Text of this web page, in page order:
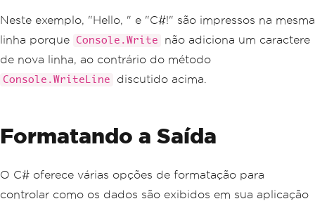
Neste exemplo, "Hello, " e "C#!" são impressos na mesma
linha porque Console.Write
não adiciona um caractere
de nova linha, ao contrário do método
Console.WriteLine discutido acima.
Formatando a Saída
O C# oferece várias opções de formatação para
controlar como os dados são exibidos em sua aplicação